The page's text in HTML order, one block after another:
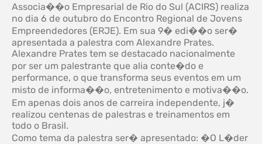
Associa��o Empresarial de Rio do Sul (ACIRS) realiza
no dia 6 de outubro do Encontro Regional de Jovens
Empreendedores (ERJE). Em sua 9� edi��o ser�
apresentada a palestra com Alexandre Prates.
Alexandre Prates tem se destacado nacionalmente
por ser um palestrante que alia conte�do e
performance, o que transforma seus eventos em um
misto de informa��o, entretenimento e motiva��o.
Em apenas dois anos de carreira independente, j�
realizou centenas de palestras e treinamentos em
todo o Brasil.
Como tema da palestra ser� apresentado: �O L�der